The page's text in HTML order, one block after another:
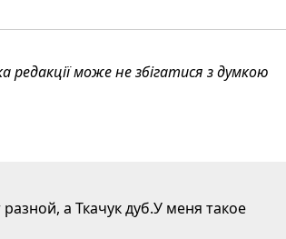
може не збігатися з думкою
а Ткачук дуб.У меня такое